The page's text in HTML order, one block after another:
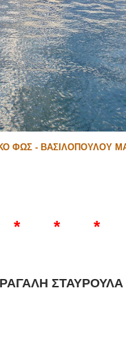
ΦΩΣ - ΒΑΣΙΛΟΠΟΥΛΟΥ
* * *
ΣΤΑΥΡΟΥΛΑ